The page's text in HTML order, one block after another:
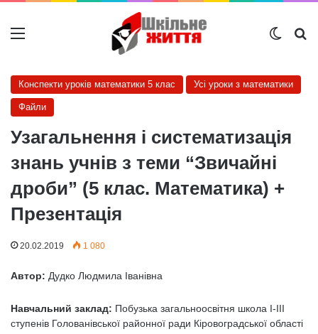
Меню
Конспекти уроків математики 5 клас Усі уроки з математики
Файли
Узагальнення і систематизація
знань учнів з теми “Звичайні
дроби” (5 клас. Математика) +
Презентація
20.02.2019 1 080
Автор: Дудко Людмила Іванівна
Навчальний заклад: Побузька загальноосвітня школа І-ІІІ
ступенів Голованівської районної ради Кіровоградської області